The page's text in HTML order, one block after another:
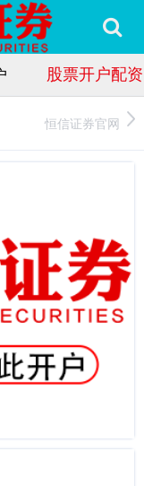
股票开户配资
恒信证券官网